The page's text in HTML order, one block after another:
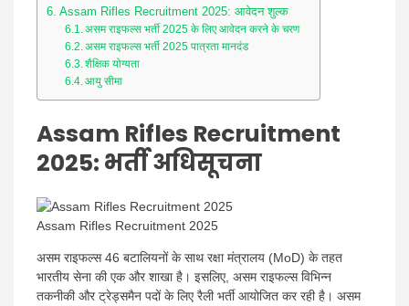
Assam Rifles Recruitment 2025: आवेदन शुल्क
असम राइफल्स भर्ती 2025 के लिए आवेदन करने के चरण
असम राइफल्स भर्ती 2025 पात्रता मानदंड
शैक्षिक योग्यता
आयु सीमा
Assam Rifles Recruitment
2025: भर्ती अधिसूचना
Assam Rifles Recruitment 2025
असम राइफल्स 46 बटालियनों के साथ रक्षा मंत्रालय (MoD) के तहत
भारतीय सेना की एक और शाखा है। इसलिए, असम राइफल्स विभिन्न
तकनीकी और ट्रेड्समैन पदों के लिए रैली भर्ती आयोजित कर रही है। असम